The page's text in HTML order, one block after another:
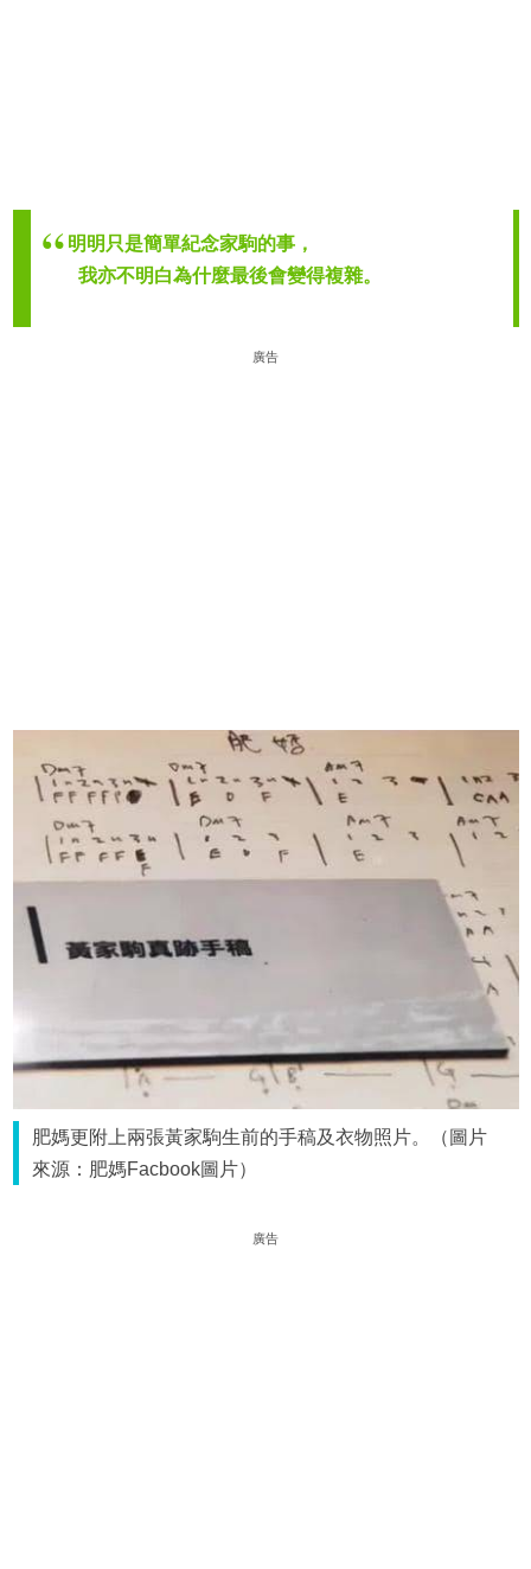
明明只是簡單紀念家駒的事，
我亦不明白為什麼最後會變得複雜。
廣告
肥媽更附上兩張黃家駒生前的手稿及衣物照片。（圖片
來源：肥媽Facbook圖片）
廣告